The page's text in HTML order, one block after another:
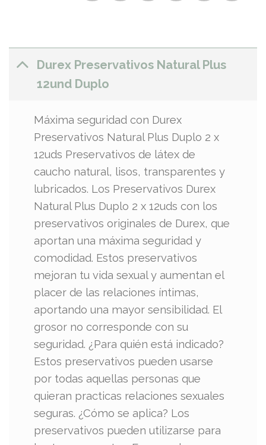
Durex Preservativos Natural Plus
12und Duplo
Máxima seguridad con Durex
Preservativos Natural Plus Duplo 2 x
12uds Preservativos de látex de
caucho natural, lisos, transparentes y
lubricados. Los Preservativos Durex
Natural Plus Duplo 2 x 12uds con los
preservativos originales de Durex, que
aportan una máxima seguridad y
comodidad. Estos preservativos
mejoran tu vida sexual y aumentan el
placer de las relaciones íntimas,
aportando una mayor sensibilidad. El
grosor no corresponde con su
seguridad. ¿Para quién está indicado?
Estos preservativos pueden usarse
por todas aquellas personas que
quieran practicas relaciones sexuales
seguras. ¿Cómo se aplica? Los
preservativos pueden utilizarse para